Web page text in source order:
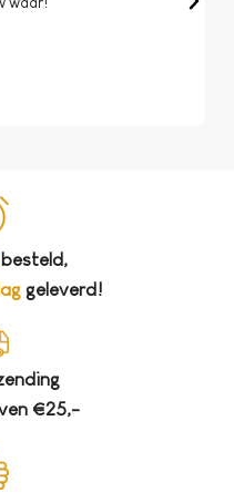
geleverd!
€25,-